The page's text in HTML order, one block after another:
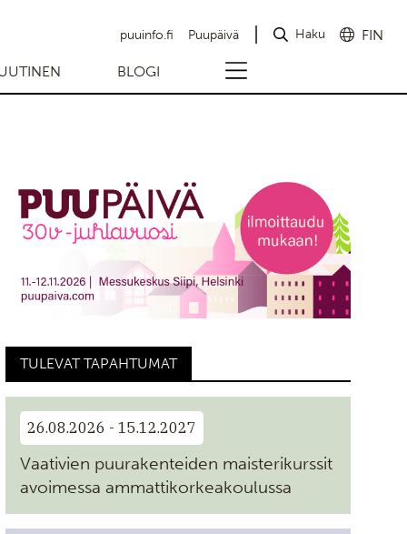
puuinfo.fi Puupäivä Haku FIN
BLOGI
TULEVAT TAPAHTUMAT
26.08.2026 - 15.12.2027
Vaativien puurakenteiden maisterikurssit
avoimessa ammattikorkeakoulussa